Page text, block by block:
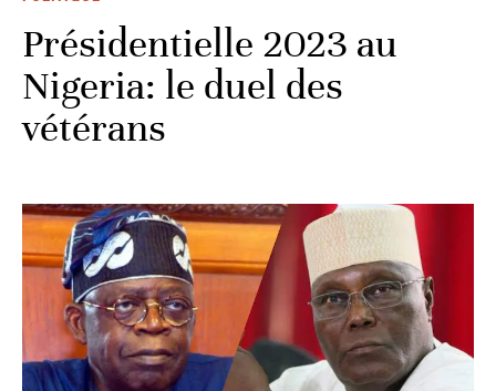
Présidentielle 2023 au
Nigeria: le duel des
vétérans